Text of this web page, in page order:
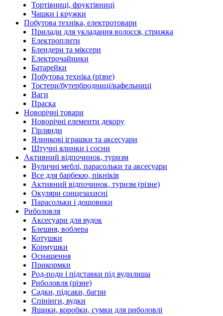
Тортівниці, фруктівниці
Чашки і кружки
Побутова техніка, електротовари
Прилади для укладання волосся, стрижка
Електроплити
Блендери та міксери
Електрочайники
Батарейки
Побутова техніка (різне)
Тостери/бутербродниці/вафельниці
Ваги
Праска
Новорічні товари
Новорічні елементи декору
Гірлянди
Ялинкові іграшки та аксесуари
Штучні ялинки і сосни
Активний відпочинок, туризм
Вуличні меблі, парасольки та аксесуари
Все для барбекю, пікніків
Активний відпочинок, туризм (різне)
Окуляри сонцезахисні
Парасольки і дощовики
Риболовля
Аксесуари для вудок
Блешня, воблера
Котушки
Кормушки
Оснащення
Прикормки
Род-поди і підставки під вудилища
Риболовля (різне)
Садки, підсаки, багри
Спінінги, вудки
Ящики, коробки, сумки для риболовлі